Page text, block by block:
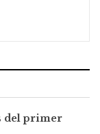
del primer